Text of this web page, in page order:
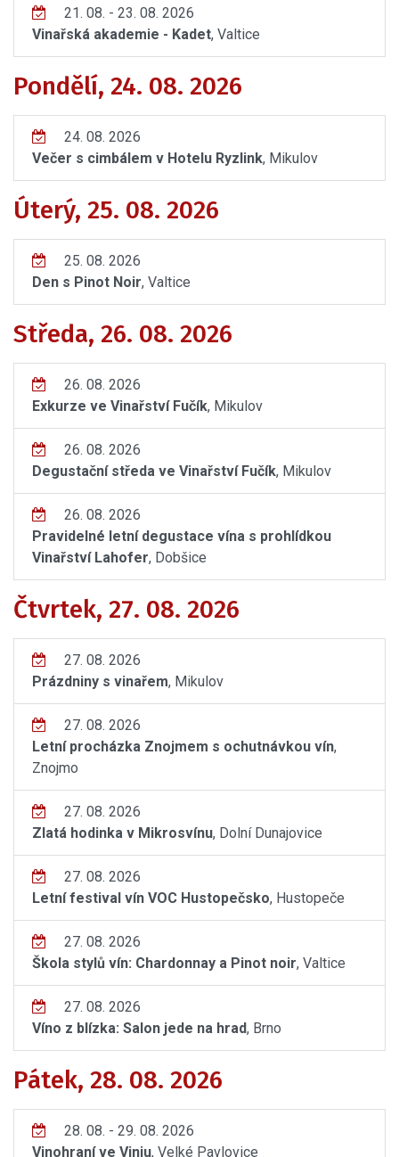
21. 08. - 23. 08. 2026
Vinařská akademie - Kadet, Valtice
Pondělí, 24. 08. 2026
24. 08. 2026
Večer s cimbálem v Hotelu Ryzlink, Mikulov
Úterý, 25. 08. 2026
25. 08. 2026
Den s Pinot Noir, Valtice
Středa, 26. 08. 2026
26. 08. 2026
Exkurze ve Vinařství Fučík, Mikulov
26. 08. 2026
Degustační středa ve Vinařství Fučík, Mikulov
26. 08. 2026
Pravidelné letní degustace vína s prohlídkou
Vinařství Lahofer, Dobšice
Čtvrtek, 27. 08. 2026
27. 08. 2026
Prázdniny s vinařem, Mikulov
27. 08. 2026
Letní procházka Znojmem s ochutnávkou vín,
Znojmo
27. 08. 2026
Zlatá hodinka v Mikrosvínu, Dolní Dunajovice
27. 08. 2026
Letní festival vín VOC Hustopečsko, Hustopeče
27. 08. 2026
Škola stylů vín: Chardonnay a Pinot noir, Valtice
27. 08. 2026
Víno z blízka: Salon jede na hrad, Brno
Pátek, 28. 08. 2026
28. 08. - 29. 08. 2026
Vinohraní ve Viniu, Velké Pavlovice